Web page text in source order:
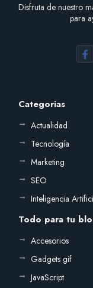
Disfruta de nuestro
para
Categorias
Actualidad
Tecnología
Marketing
SEO
Inteligencia
Todo para tu
Accesorios
Gadgets gif
JavaScript